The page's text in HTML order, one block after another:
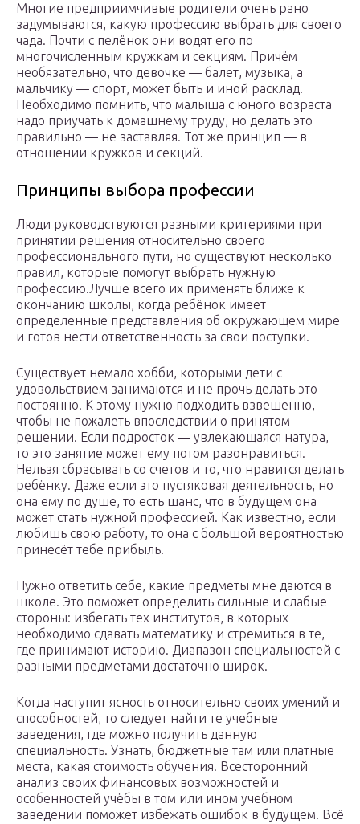
Многие предприимчивые родители очень рано
задумываются, какую профессию выбрать для своего
чада. Почти с пелёнок они водят его по
многочисленным кружкам и секциям. Причём
необязательно, что девочке — балет, музыка, а
мальчику — спорт, может быть и иной расклад.
Необходимо помнить, что малыша с юного возраста
надо приучать к домашнему труду, но делать это
правильно — не заставляя. Тот же принцип — в
отношении кружков и секций.
Принципы выбора профессии
Люди руководствуются разными критериями при
принятии решения относительно своего
профессионального пути, но существуют несколько
правил, которые помогут выбрать нужную
профессию.Лучше всего их применять ближе к
окончанию школы, когда ребёнок имеет
определенные представления об окружающем мире
и готов нести ответственность за свои поступки.
Существует немало хобби, которыми дети с
удовольствием занимаются и не прочь делать это
постоянно. К этому нужно подходить взвешенно,
чтобы не пожалеть впоследствии о принятом
решении. Если подросток — увлекающаяся натура,
то это занятие может ему потом разонравиться.
Нельзя сбрасывать со счетов и то, что нравится делать
ребёнку. Даже если это пустяковая деятельность, но
она ему по душе, то есть шанс, что в будущем она
может стать нужной профессией. Как известно, если
любишь свою работу, то она с большой вероятностью
принесёт тебе прибыль.
Нужно ответить себе, какие предметы мне даются в
школе. Это поможет определить сильные и слабые
стороны: избегать тех институтов, в которых
необходимо сдавать математику и стремиться в те,
где принимают историю. Диапазон специальностей с
разными предметами достаточно широк.
Когда наступит ясность относительно своих умений и
способностей, то следует найти те учебные
заведения, где можно получить данную
специальность. Узнать, бюджетные там или платные
места, какая стоимость обучения. Всесторонний
анализ своих финансовых возможностей и
особенностей учёбы в том или ином учебном
заведении поможет избежать ошибок в будущем. Всё